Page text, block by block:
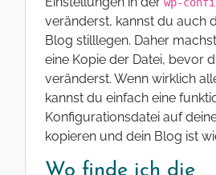
veränderst, kannst du auch
Blog stilllegen. Daher
eine Kopie der Datei, bevor
veränderst. Wenn wirklich
kannst du einfach eine
Konfigurationsdatei auf
kopieren und dein Blog ist
Wo finde ich die